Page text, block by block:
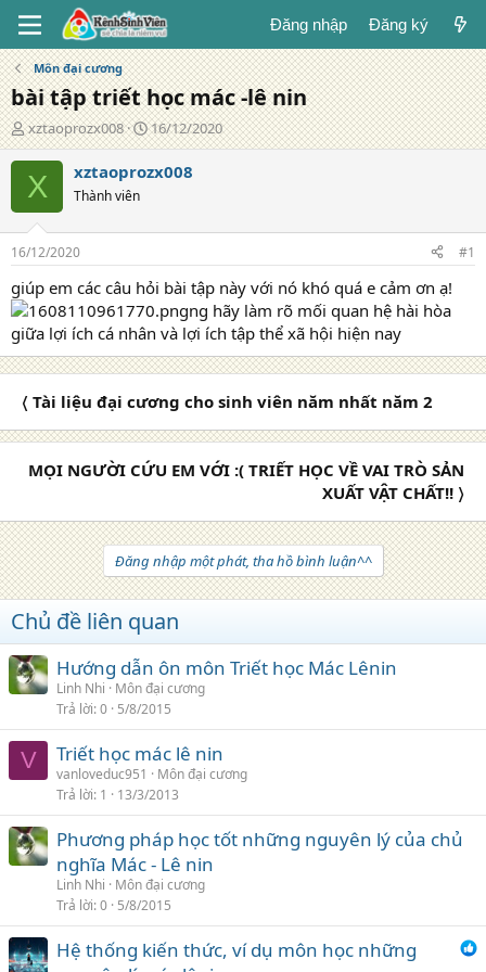
Đăng nhập Đăng ký
Môn đại cương
bài tập triết học mác -lê nin
T
á
c
g
ả
xztaoprozx008
N
g
à
g
16/12/2020
X xztaoprozx008
Thành viên
16/12/2020 #1
giúp em các câu hỏi bài tập này với nó khó quá e cảm ơn ạ!
ng hãy làm rõ mối quan hệ hài hòa
giữa lợi ích cá nhân và lợi ích tập thể xã hội hiện nay
〈 Tài liệu đại cương cho sinh viên năm nhất năm 2
MỌI NGƯỜI CỨU EM VỚI :( TRIẾT HỌC VỀ VAI TRÒ SẢN
XUẤT VẬT CHẤT!! 〉
Đăng nhập một phát, tha hồ bình luận^^
Chủ đề liên quan
Hướng dẫn ôn môn Triết học Mác Lênin
Linh Nhi
Môn đại cương
Trả lời 0 5/8/2015
V Triết học mác lê nin
vanloveduc951
Môn đại cương
Trả lời 1 13/3/2013
Phương pháp học tốt những nguyên lý của chủ
nghĩa Mác - Lê nin
Linh Nhi
Môn đại cương
Trả lời 0 5/8/2015
Hệ thống kiến thức, ví dụ môn học những